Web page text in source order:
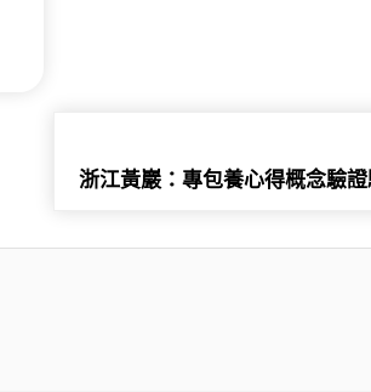
浙江黃巖：專包養心得概念驗